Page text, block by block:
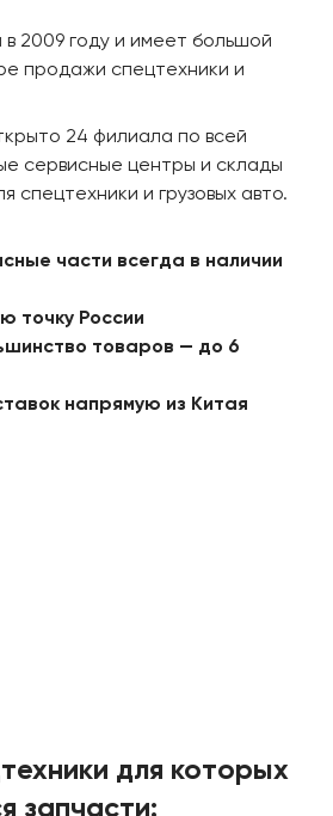
в 2009 году и имеет большой
продажи спецтехники и
24 филиала по всей
сервисные центры и склады
спецтехники и грузовых авто.
части всегда в наличии
точку России
товаров — до 6
напрямую из Китая
для которых
запчасти: